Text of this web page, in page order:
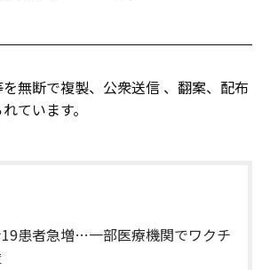
無断で複製、公衆送信 、翻案、配布
ています。
患者急増…一部医療機関でワクチ